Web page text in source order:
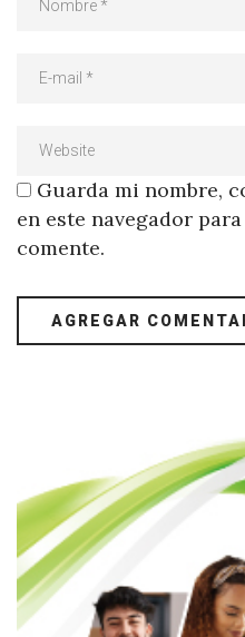
Guarda mi nombre,
en este navegador
comente.